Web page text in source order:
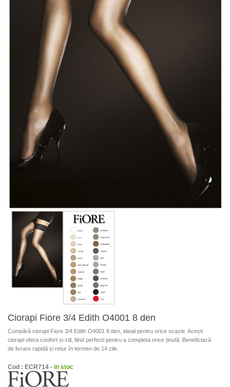
Ciorapi Fiore 3/4 Edith O4001 8 den
Cumpără ciorapi Fiore 3/4 Edith O4001 8 den, ideali pentru orice ocazie. Acești
ciorapi ofera confort și stil, fiind perfecti pentru a completa orice ținută. Beneficiază
de livrare rapidă și retur în termen de 14 zile.
Cod : ECR714 - in stoc